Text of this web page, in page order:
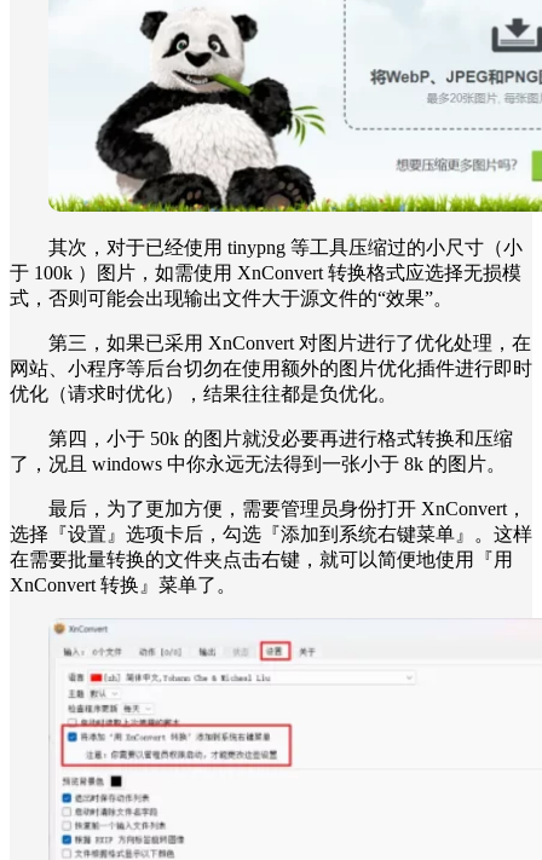
其次，对于已经使用 tinypng 等工具压缩过的小尺寸（小
于 100k ）图片，如需使用 XnConvert 转换格式应选择无损模
式，否则可能会出现输出文件大于源文件的“效果”。
第三，如果已采用 XnConvert 对图片进行了优化处理，在
网站、小程序等后台切勿在使用额外的图片优化插件进行即时
优化（请求时优化），结果往往都是负优化。
第四，小于 50k 的图片就没必要再进行格式转换和压缩
了，况且 windows 中你永远无法得到一张小于 8k 的图片。
最后，为了更加方便，需要管理员身份打开 XnConvert，
选择『设置』选项卡后，勾选『添加到系统右键菜单』。这样
在需要批量转换的文件夹点击右键，就可以简便地使用『用
XnConvert 转换』菜单了。